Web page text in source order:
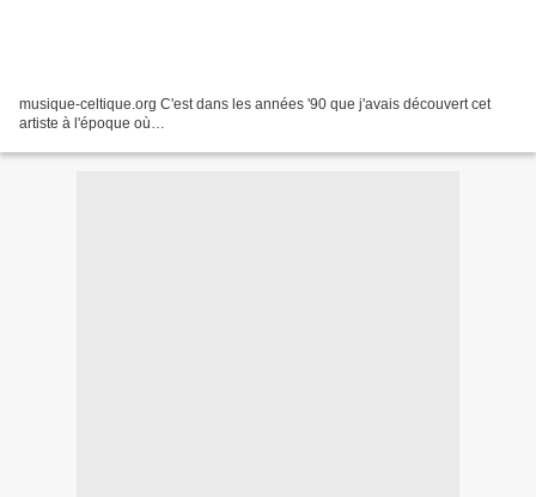
musique-celtique.org C'est dans les années '90 que j'avais découvert cet
artiste à l'époque où…